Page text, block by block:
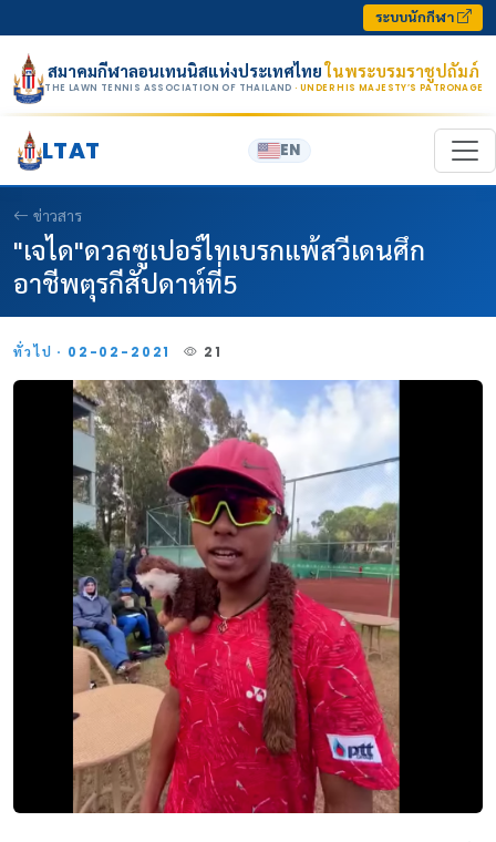
ระบบนักกีฬา
สมาคมกีฬาลอนเทนนิสแห่งประเทศไทยในพระบรมราชูปถัมภ์
THE LAWN TENNIS ASSOCIATION OF THAILAND · UNDER HIS MAJESTY’S PATRONAGE
LTAT EN
ข่าวสาร
"เจได"ดวลซูเปอร์ไทเบรกแพ้สวีเดนศึก
อาชีพตุรกีสัปดาห์ที่5
ทั่วไป · 02-02-2021 21